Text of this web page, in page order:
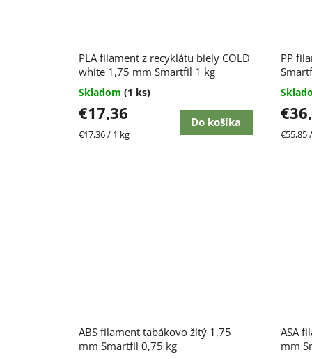
PLA filament z recyklátu biely COLD
white 1,75 mm Smartfil 1 kg
Skladom (1 ks)
€17,36
Jednotková
€17,36 / 1 kg
Do košíka
PP
€55,85
ABS filament tabákovo žltý 1,75
mm Smartfil 0,75 kg
ASA
mm